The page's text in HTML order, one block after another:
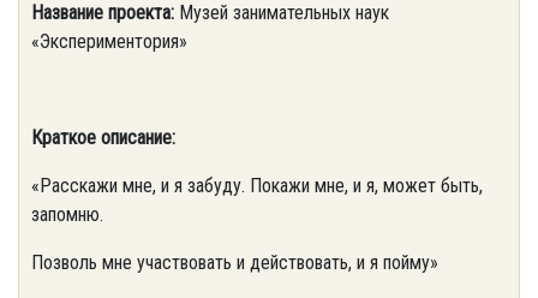
Название проекта: Музей занимательных наук
«Экспериментория»
Краткое описание:
«Расскажи мне, и я забуду. Покажи мне, и я, может быть,
запомню.
Позволь мне участвовать и действовать, и я пойму»